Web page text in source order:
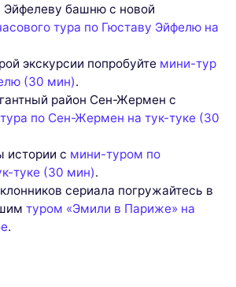
Эйфелеву башню с новой
тура по Гюставу Эйфелю на
экскурсии попробуйте мини-тур
(30 мин).
район Сен-Жермен с
по Сен-Жермен на тук-туке (30
истории с мини-туром по
туке (30 мин).
сериала погружайтесь в
туром «Эмили в Париже» на
.